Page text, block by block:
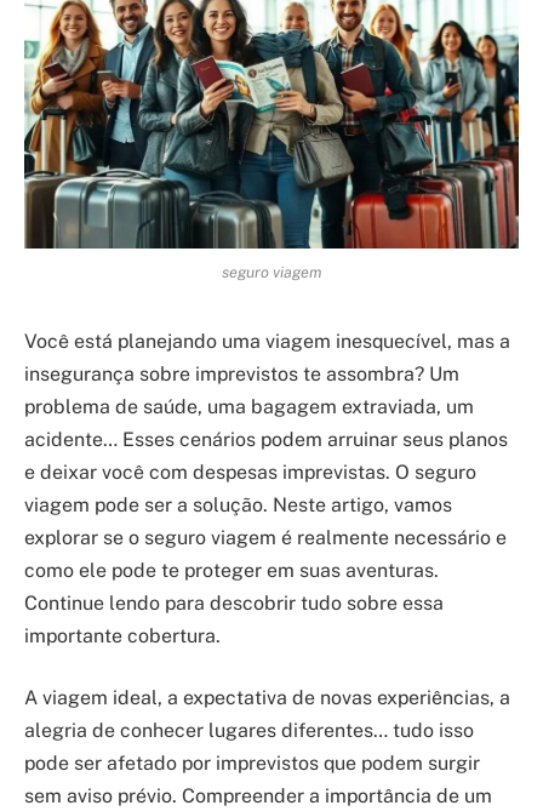
seguro viagem
Você está planejando uma viagem inesquecível, mas a
insegurança sobre imprevistos te assombra? Um
problema de saúde, uma bagagem extraviada, um
acidente… Esses cenários podem arruinar seus planos
e deixar você com despesas imprevistas. O seguro
viagem pode ser a solução. Neste artigo, vamos
explorar se o seguro viagem é realmente necessário e
como ele pode te proteger em suas aventuras.
Continue lendo para descobrir tudo sobre essa
importante cobertura.
A viagem ideal, a expectativa de novas experiências, a
alegria de conhecer lugares diferentes… tudo isso
pode ser afetado por imprevistos que podem surgir
sem aviso prévio. Compreender a importância de um